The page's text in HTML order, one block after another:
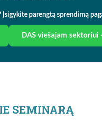
parengtą sprendimą
DAS viešajam
SEMINARĄ